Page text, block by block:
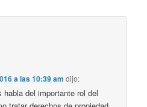
a las 10:39 am dijo:
del importante rol del